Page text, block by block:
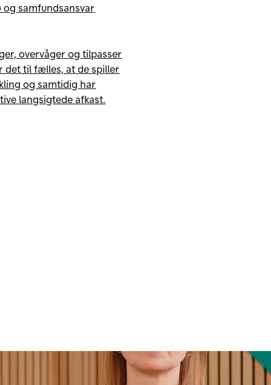
samfundsansvar
overvåger og tilpasser
det til fælles, at de spiller
og samtidig har
langsigtede afkast.